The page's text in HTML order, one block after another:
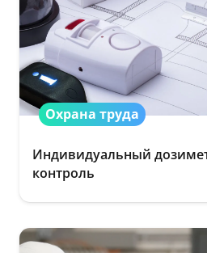
Охрана труда
Индивидуальный
контроль